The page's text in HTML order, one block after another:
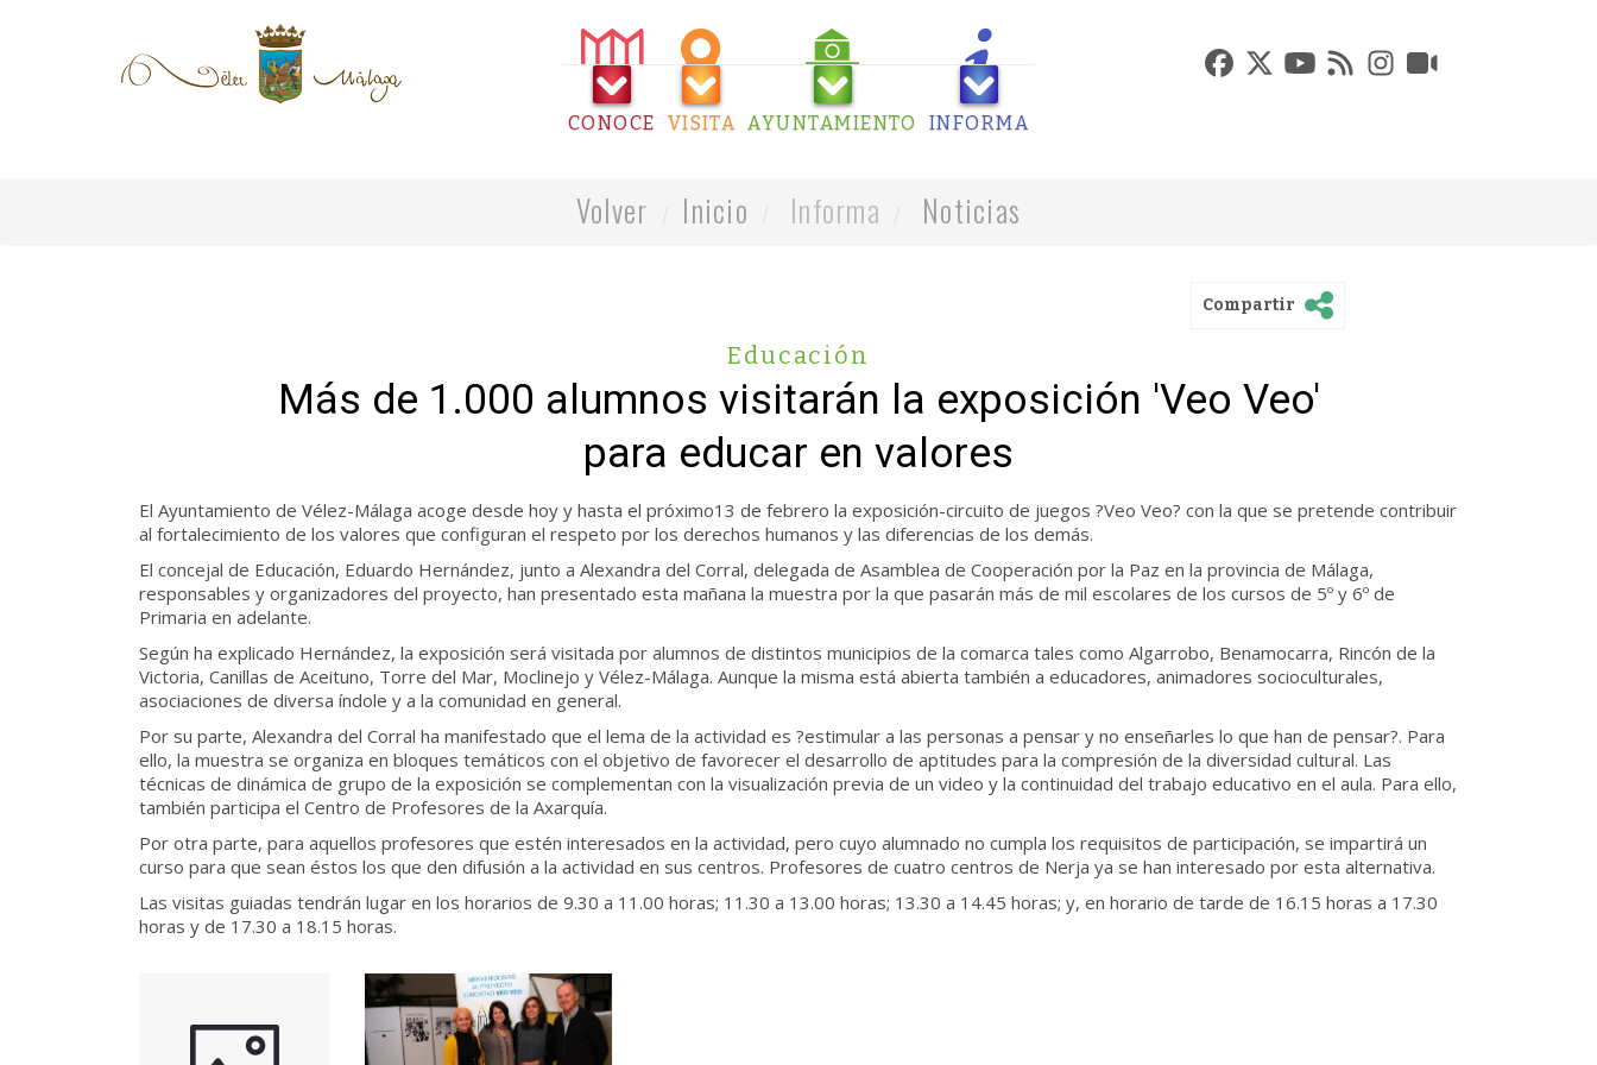
CONOCE VISITA AYUNTAMIENTO INFORMA
Volver Inicio Informa Noticias
Compartir
Educación
Más de 1.000 alumnos visitarán la exposición 'Veo Veo'
para educar en valores
El Ayuntamiento de Vélez-Málaga acoge desde hoy y hasta el próximo13 de febrero la exposición-circuito de juegos ?Veo Veo? con la que se pretende contribuir
al fortalecimiento de los valores que configuran el respeto por los derechos humanos y las diferencias de los demás.
El concejal de Educación, Eduardo Hernández, junto a Alexandra del Corral, delegada de Asamblea de Cooperación por la Paz en la provincia de Málaga,
responsables y organizadores del proyecto, han presentado esta mañana la muestra por la que pasarán más de mil escolares de los cursos de 5º y 6º de
Primaria en adelante.
Según ha explicado Hernández, la exposición será visitada por alumnos de distintos municipios de la comarca tales como Algarrobo, Benamocarra, Rincón de la
Victoria, Canillas de Aceituno, Torre del Mar, Moclinejo y Vélez-Málaga. Aunque la misma está abierta también a educadores, animadores socioculturales,
asociaciones de diversa índole y a la comunidad en general.
Por su parte, Alexandra del Corral ha manifestado que el lema de la actividad es ?estimular a las personas a pensar y no enseñarles lo que han de pensar?. Para
ello, la muestra se organiza en bloques temáticos con el objetivo de favorecer el desarrollo de aptitudes para la compresión de la diversidad cultural. Las
técnicas de dinámica de grupo de la exposición se complementan con la visualización previa de un video y la continuidad del trabajo educativo en el aula. Para ello,
también participa el Centro de Profesores de la Axarquía.
Por otra parte, para aquellos profesores que estén interesados en la actividad, pero cuyo alumnado no cumpla los requisitos de participación, se impartirá un
curso para que sean éstos los que den difusión a la actividad en sus centros. Profesores de cuatro centros de Nerja ya se han interesado por esta alternativa.
Las visitas guiadas tendrán lugar en los horarios de 9.30 a 11.00 horas; 11.30 a 13.00 horas; 13.30 a 14.45 horas; y, en horario de tarde de 16.15 horas a 17.30
horas y de 17.30 a 18.15 horas.